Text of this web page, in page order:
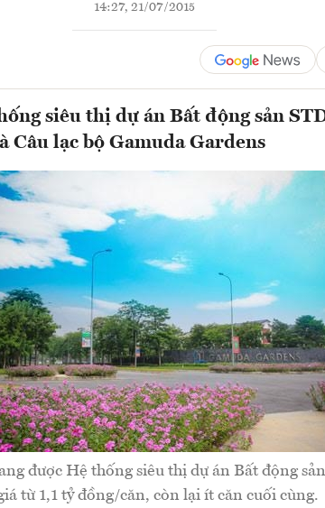
14:27, 21/07/2015
siêu thị dự án Bất động sản
Câu lạc bộ Gamuda Gardens
được Hệ thống siêu thị dự án Bất động
từ 1,1 tỷ đồng/căn, còn lại ít căn cuối cùng.